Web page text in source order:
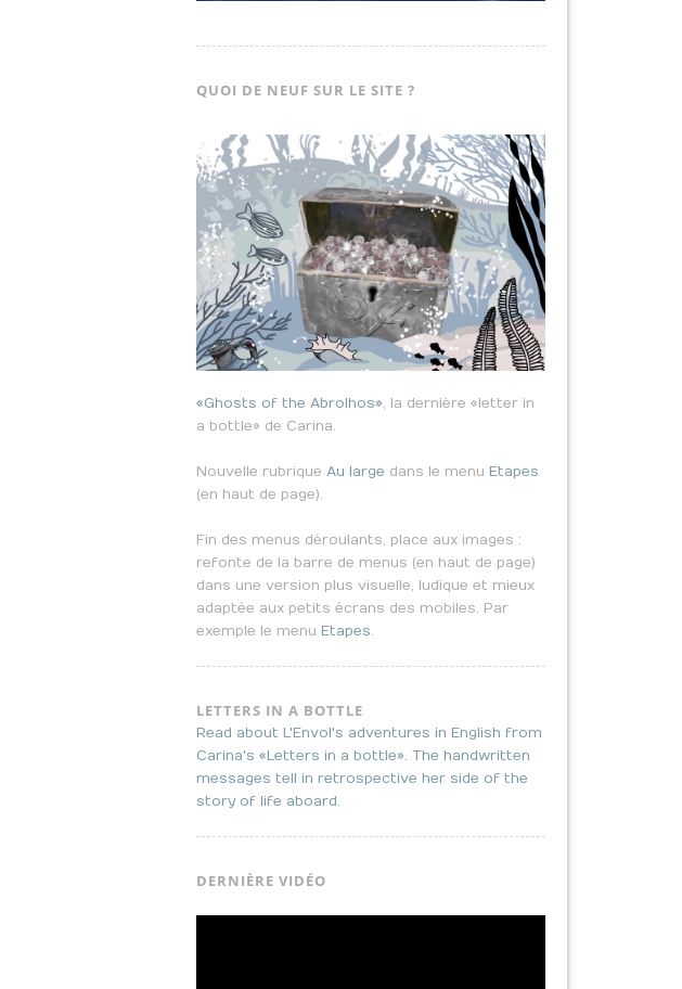
QUOI DE NEUF SUR LE SITE ?
«Ghosts of the Abrolhos», la dernière «letter in
a bottle» de Carina.
Nouvelle rubriqueAu large dans le menuEtapes
(en haut de page).
Fin des menus déroulants, place aux images :
refonte de la barre de menus (en haut de page)
dans une version plus visuelle, ludique et mieux
adaptée aux petits écrans des mobiles. Par
exemple le menuEtapes.
LETTERS IN A BOTTLE
Read about L'Envol's adventures in English from
Carina's «Letters in a bottle». The handwritten
messages tell in retrospective her side of the
story of life aboard.
DERNIÈRE VIDÉO